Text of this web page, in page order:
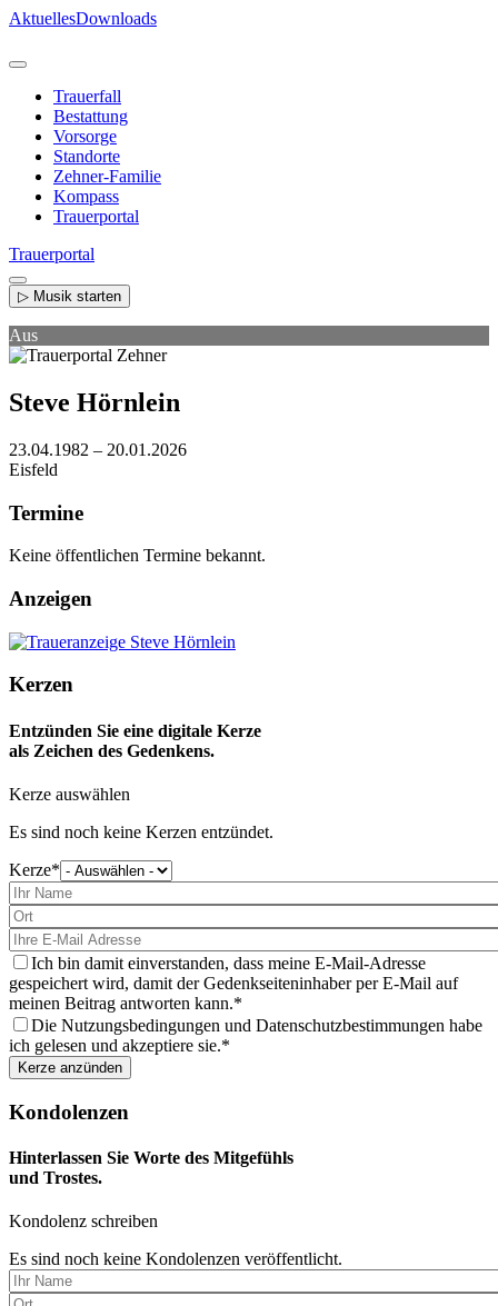
Direkt
Inhalt
AktuellesDownloads
Trauerfall
Bestattung
Vorsorge
Standorte
Zehner-Familie
Kompass
Trauerportal
Trauerportal
▷ Musik starten
Aus
Steve Hörnlein
23.04.1982 – 20.01.2026
Eisfeld
Termine
Keine öffentlichen Termine bekannt.
Anzeigen
Kerzen
Entzünden Sie eine digitale Kerze
als Zeichen des Gedenkens.
Kerze auswählen
Es sind noch keine Kerzen entzündet.
Kerze
wählen
Sie
aus
Ich bin damit einverstanden, dass meine E-Mail-Adresse
gespeichert wird, damit der Gedenkseiteninhaber per E-Mail auf
meinen Beitrag antworten kann.
Die Nutzungsbedingungen und Datenschutzbestimmungen habe
ich gelesen und akzeptiere sie.
Kondolenzen
Hinterlassen Sie Worte des Mitgefühls
und Trostes.
Kondolenz schreiben
Es sind noch keine Kondolenzen veröffentlicht.